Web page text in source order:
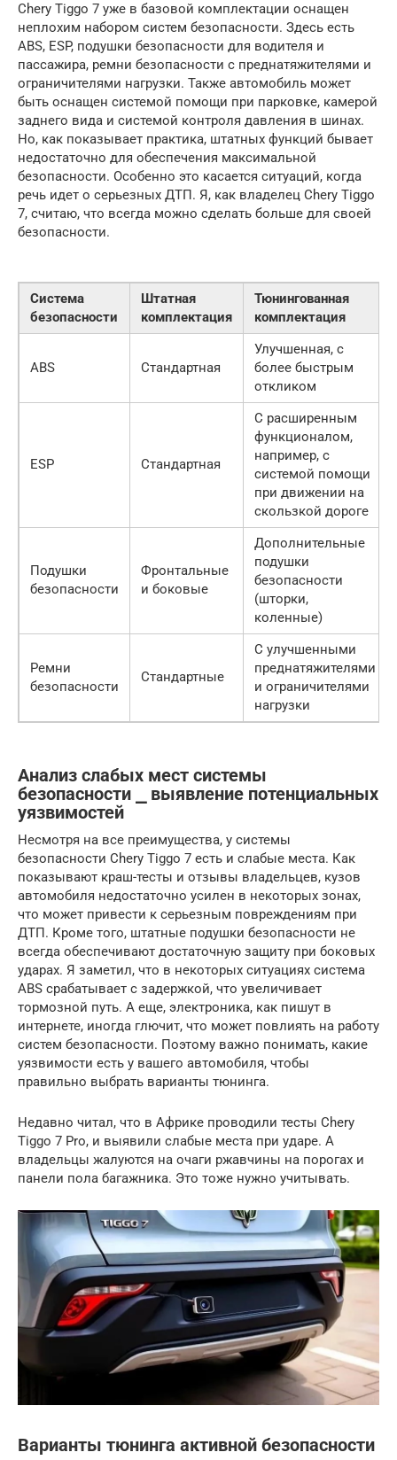
Chery Tiggo 7 уже в базовой комплектации оснащен
неплохим набором систем безопасности. Здесь есть
ABS, ESP, подушки безопасности для водителя и
пассажира, ремни безопасности с преднатяжителями и
ограничителями нагрузки. Также автомобиль может
быть оснащен системой помощи при парковке, камерой
заднего вида и системой контроля давления в шинах.
Но, как показывает практика, штатных функций бывает
недостаточно для обеспечения максимальной
безопасности. Особенно это касается ситуаций, когда
речь идет о серьезных ДТП. Я, как владелец Chery Tiggo
7, считаю, что всегда можно сделать больше для своей
безопасности.
Система
безопасности
Штатная
комплектация
Тюнингованная
комплектация
ABS Стандартная
Улучшенная, с
более быстрым
откликом
ESP Стандартная
С расширенным
функционалом,
например, с
системой помощи
при движении на
скользкой дороге
Подушки
безопасности
Фронтальные
и боковые
Дополнительные
подушки
безопасности
(шторки,
коленные)
Ремни
безопасности
Стандартные
С улучшенными
преднатяжителями
и ограничителями
нагрузки
Анализ слабых мест системы
безопасности ⎯ выявление потенциальных
уязвимостей
Несмотря на все преимущества, у системы
безопасности Chery Tiggo 7 есть и слабые места. Как
показывают краш-тесты и отзывы владельцев, кузов
автомобиля недостаточно усилен в некоторых зонах,
что может привести к серьезным повреждениям при
ДТП. Кроме того, штатные подушки безопасности не
всегда обеспечивают достаточную защиту при боковых
ударах. Я заметил, что в некоторых ситуациях система
ABS срабатывает с задержкой, что увеличивает
тормозной путь. А еще, электроника, как пишут в
интернете, иногда глючит, что может повлиять на работу
систем безопасности. Поэтому важно понимать, какие
уязвимости есть у вашего автомобиля, чтобы
правильно выбрать варианты тюнинга.
Недавно читал, что в Африке проводили тесты Chery
Tiggo 7 Pro, и выявили слабые места при ударе. А
владельцы жалуются на очаги ржавчины на порогах и
панели пола багажника. Это тоже нужно учитывать.
Варианты тюнинга активной безопасности